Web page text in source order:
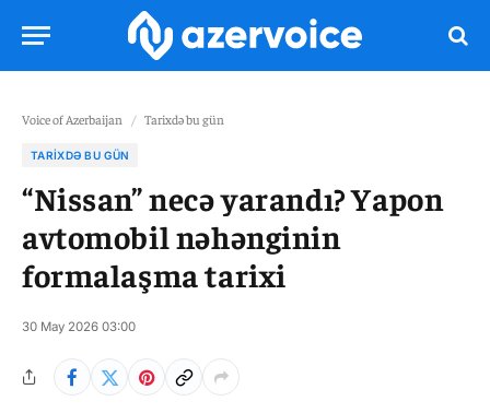
Voice of Azerbaijan / Tarixdə bu gün
TARIXDƏ BU GÜN
“Nissan” necə yarandı? Yapon
avtomobil nəhənginin
formalaşma tarixi
30 May 2026 03:00